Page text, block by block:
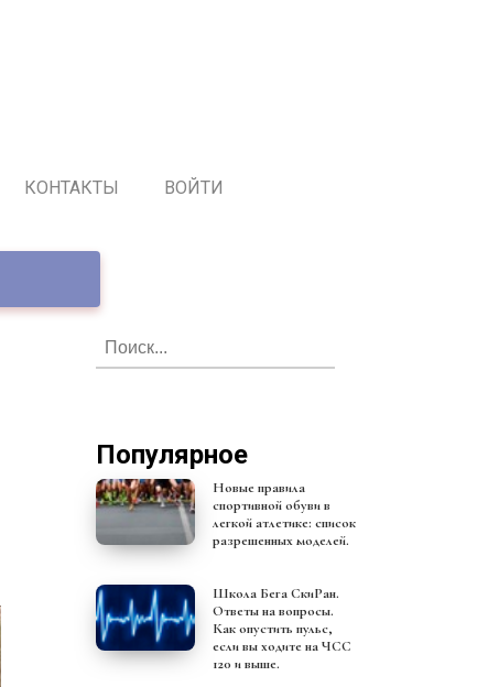
КОНТАКТЫ ВОЙТИ
Популярное
Новые правила
спортивной обуви в
легкой атлетике: список
разрешенных моделей.
Школа Бега СкиРан.
Ответы на вопросы.
Как опустить пульс,
если вы ходите на ЧСС
120 и выше.